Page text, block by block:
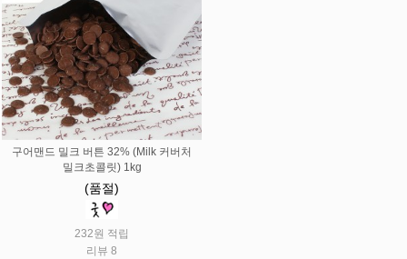
구어맨드 밀크 버튼 32% (Milk 커버처
밀크초콜릿) 1kg
(품절)
232원 적립
리뷰 8